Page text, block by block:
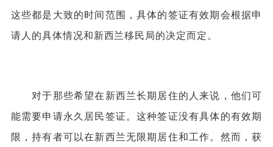
这些都是大致的时间范围，具体的签证有效期会根据申
请人的具体情况和新西兰移民局的决定而定。
对于那些希望在新西兰长期居住的人来说，他们可
能需要申请永久居民签证。这种签证没有具体的有效期
限，持有者可以在新西兰无限期居住和工作。然而，获